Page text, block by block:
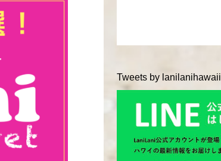
Tweets by lanilanihawaii